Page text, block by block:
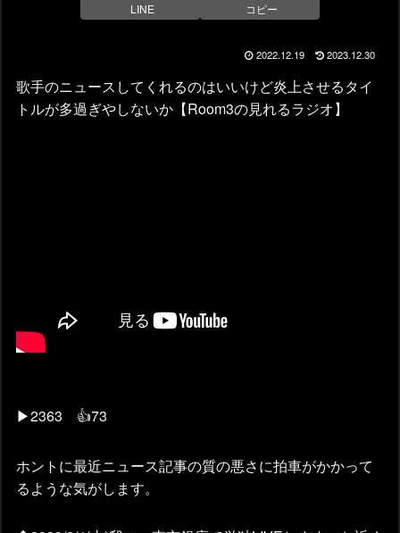
LINE コピー
2022.12.19 2023.12.30
歌手のニュースしてくれるのはいいけど炎上させるタイ
トルが多過ぎやしないか【Room3の見れるラジオ】
▶2363 👍73
ホントに最近ニュース記事の質の悪さに拍車がかかって
るような気がします。